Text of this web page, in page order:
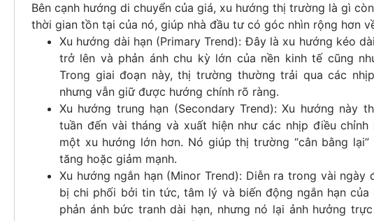
Bên cạnh hướng di chuyển của giá, xu hướng thị trường là gì
thời gian tồn tại của nó, giúp nhà đầu tư có góc nhìn rộng hơn
Xu hướng dài hạn (Primary Trend): Đây là xu hướng kéo
trở lên và phản ánh chu kỳ lớn của nền kinh tế cũng
Trong giai đoạn này, thị trường thường trải qua các
nhưng vẫn giữ được hướng chính rõ ràng.
Xu hướng trung hạn (Secondary Trend): Xu hướng này
tuần đến vài tháng và xuất hiện như các nhịp điều
một xu hướng lớn hơn. Nó giúp thị trường “cân bằng lại”
tăng hoặc giảm mạnh.
Xu hướng ngắn hạn (Minor Trend): Diễn ra trong vài ngày
bị chi phối bởi tin tức, tâm lý và biến động ngắn hạn của
phản ánh bức tranh dài hạn, nhưng nó lại ảnh hưởng